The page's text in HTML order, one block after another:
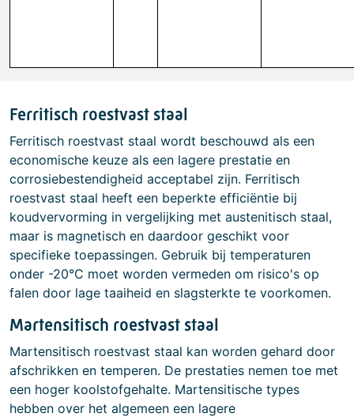
Ferritisch roestvast staal
Ferritisch roestvast staal wordt beschouwd als een
economische keuze als een lagere prestatie en
corrosiebestendigheid acceptabel zijn. Ferritisch
roestvast staal heeft een beperkte efficiëntie bij
koudvervorming in vergelijking met austenitisch staal,
maar is magnetisch en daardoor geschikt voor
specifieke toepassingen. Gebruik bij temperaturen
onder -20°C moet worden vermeden om risico's op
falen door lage taaiheid en slagsterkte te voorkomen.
Martensitisch roestvast staal
Martensitisch roestvast staal kan worden gehard door
afschrikken en temperen. De prestaties nemen toe met
een hoger koolstofgehalte. Martensitische types
hebben over het algemeen een lagere